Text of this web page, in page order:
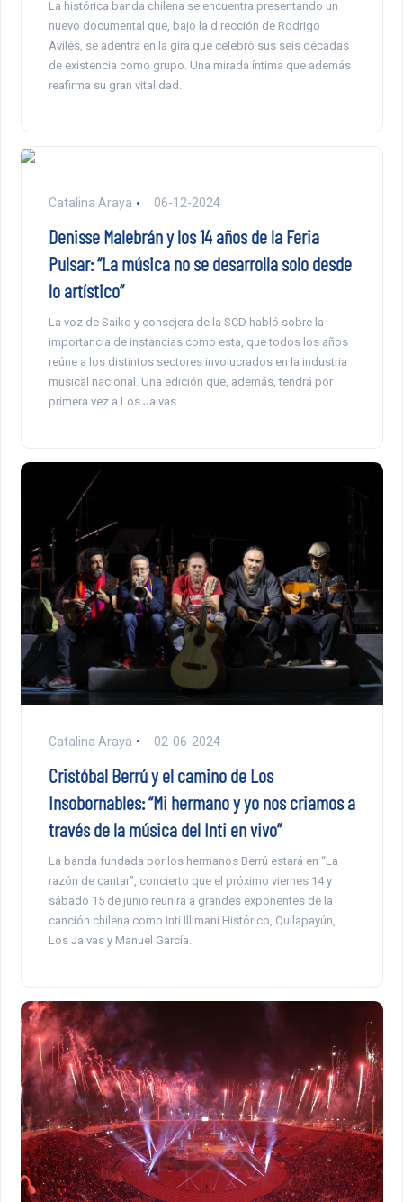
La histórica banda chilena se encuentra presentando un
nuevo documental que, bajo la dirección de Rodrigo
Avilés, se adentra en la gira que celebró sus seis décadas
de existencia como grupo. Una mirada íntima que además
reafirma su gran vitalidad.
Catalina Araya 06-12-2024
Denisse Malebrán y los 14 años de la Feria
Pulsar: “La música no se desarrolla solo desde
lo artístico”
La voz de Saiko y consejera de la SCD habló sobre la
importancia de instancias como esta, que todos los años
reúne a los distintos sectores involucrados en la industria
musical nacional. Una edición que, además, tendrá por
primera vez a Los Jaivas.
Catalina Araya 02-06-2024
Cristóbal Berrú y el camino de Los
Insobornables: “Mi hermano y yo nos criamos a
través de la música del Inti en vivo”
La banda fundada por los hermanos Berrú estará en “La
razón de cantar”, concierto que el próximo viernes 14 y
sábado 15 de junio reunirá a grandes exponentes de la
canción chilena como Inti Illimani Histórico, Quilapayún,
Los Jaivas y Manuel García.